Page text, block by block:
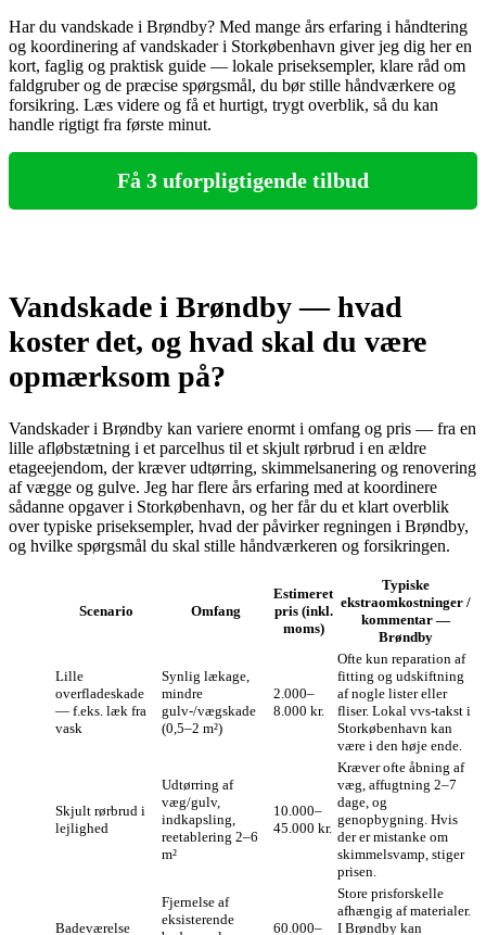
Har du vandskade i Brøndby? Med mange års erfaring i håndtering
og koordinering af vandskader i Storkøbenhavn giver jeg dig her en
kort, faglig og praktisk guide — lokale priseksempler, klare råd om
faldgruber og de præcise spørgsmål, du bør stille håndværkere og
forsikring. Læs videre og få et hurtigt, trygt overblik, så du kan
handle rigtigt fra første minut.
Få 3 uforpligtigende tilbud
Vandskade i Brøndby — hvad
koster det, og hvad skal du være
opmærksom på?
Vandskader i Brøndby kan variere enormt i omfang og pris — fra en
lille afløbstætning i et parcelhus til et skjult rørbrud i en ældre
etageejendom, der kræver udtørring, skimmelsanering og renovering
af vægge og gulve. Jeg har flere års erfaring med at koordinere
sådanne opgaver i Storkøbenhavn, og her får du et klart overblik
over typiske priseksempler, hvad der påvirker regningen i Brøndby,
og hvilke spørgsmål du skal stille håndværkeren og forsikringen.
Scenario Omfang
Estimeret
pris (inkl.
moms)
Typiske
ekstraomkostninger /
kommentar —
Brøndby
Lille
overfladeskade
— f.eks. læk fra
vask
Synlig lækage,
mindre
gulv-/vægskade
(0,5–2 m²)
2.000–
8.000 kr.
Ofte kun reparation af
fitting og udskiftning
af nogle lister eller
fliser. Lokal vvs-takst i
Storkøbenhavn kan
være i den høje ende.
Skjult rørbrud i
lejlighed
Udtørring af
væg/gulv,
indkapsling,
reetablering 2–6
m²
10.000–
45.000 kr.
Kræver ofte åbning af
væg, affugtning 2–7
dage, og
genopbygning. Hvis
der er mistanke om
skimmelsvamp, stiger
prisen.
Badeværelse
Fjernelse af
eksisterende
60.000–
Store prisforskelle
afhængig af materialer.
I Brøndby kan